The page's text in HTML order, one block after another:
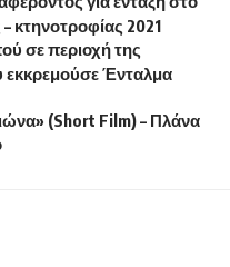
κτηνοτροφίας 2021
σε περιοχή της
εκκρεμούσε Ένταλμα
(Short Film) – Πλάνα